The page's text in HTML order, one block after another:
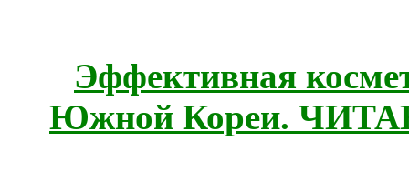
Эффективная
Южной Кореи.